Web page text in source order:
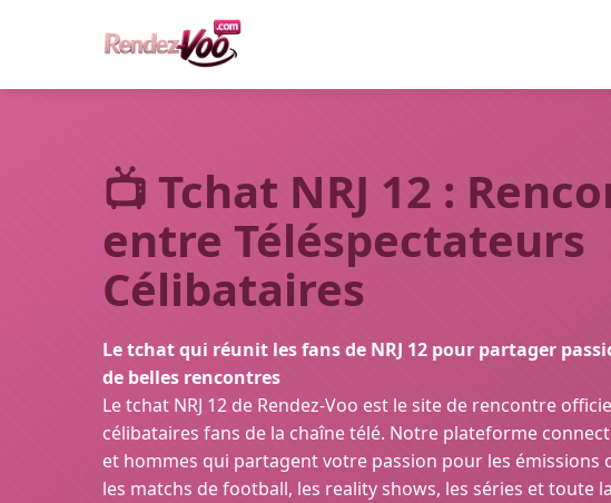
📺 Tchat NRJ 12 :
entre Téléspectateurs
Célibataires
Le tchat qui réunit les fans de NRJ 12 pour partager
de belles rencontres
Le tchat NRJ 12 de Rendez-Voo est le site de rencontre
célibataires fans de la chaîne télé. Notre plateforme
et hommes qui partagent votre passion pour les émissions
les matchs de football, les reality shows, les séries et toute la